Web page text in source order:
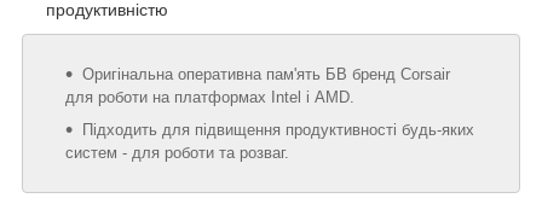
продуктивністю
Оригінальна оперативна пам'ять БВ бренд Corsair
для роботи на платформах Intel і AMD.
Підходить для підвищення продуктивності будь-яких
систем - для роботи та розваг.